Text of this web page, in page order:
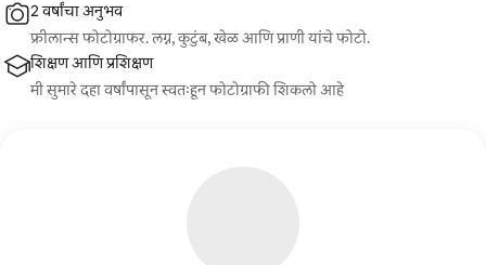
2 वर्षांचा अनुभव
फ्रीलान्स फोटोग्राफर. लग्न, कुटुंब, खेळ आणि प्राणी यांचे फोटो.
शिक्षण आणि प्रशिक्षण
मी सुमारे दहा वर्षांपासून स्वतःहून फोटोग्राफी शिकलो आहे